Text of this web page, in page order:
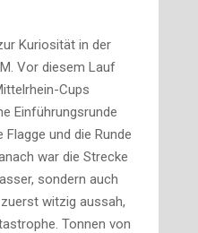
Kuriosität in der
Vor diesem Lauf
Cups
Einführungsrunde
und die Runde
war die Strecke
sondern auch
witzig aussah,
Tonnen von